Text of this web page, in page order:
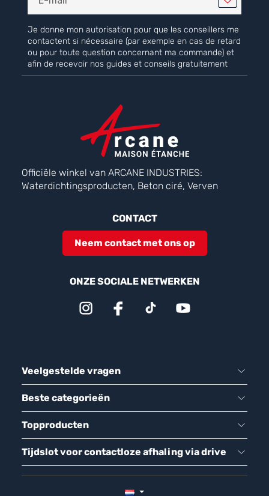
Je donne mon autorisation pour que les conseillers me
contactent si nécessaire (par exemple en cas de retard
ou pour toute question concernant ma commande) et
afin de recevoir nos guides et conseils gratuitement
Officiële winkel van ARCANE INDUSTRIES:
Waterdichtingsproducten, Beton ciré, Verven
CONTACT
Neem contact met ons op
ONZE SOCIALE NETWERKEN
Veelgestelde vragen
Beste categorieën
Topproducten
Tijdslot voor contactloze afhaling via drive